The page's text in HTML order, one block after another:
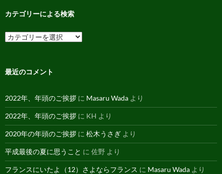
カ
ブ
カテゴリーによる検索
カ
テ
ー
る
検
索
最近のコメント
2022年、年頭のご挨拶 に Masaru Wada より
2022年、年頭のご挨拶 に KH より
2020年の年頭のご挨拶 に 松木うさぎ より
平成最後の夏に思うこと に 佐野 より
フランスにいたよ（12）さよならフランス に Masaru Wada より